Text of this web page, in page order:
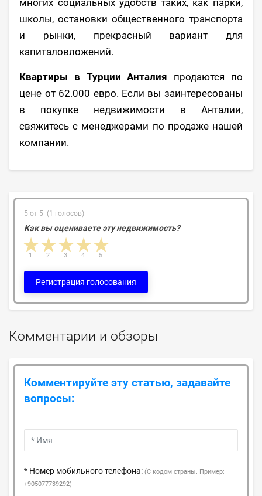
школы, остановки общественного транспорта
и рынки, прекрасный вариант для
капиталовложений.
Квартиры в Турции Анталия продаются по
цене от 62.000 евро. Если вы заинтересованы
в покупке недвижимости в Анталии,
свяжитесь с менеджерами по продаже нашей
компании.
5 от 5 (1 голосов)
Как вы оцениваете эту недвижимость?
4 stars
3 stars
2 stars
1 star 5
4
3
2
1
Регистрация голосования
Комментарии и обзоры
Комментируйте эту статью, задавайте
вопросы:
* Номер мобильного телефона: (С кодом страны. Пример:
+905077739292)